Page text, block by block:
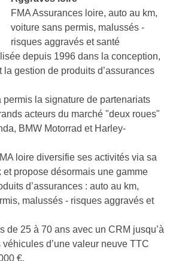
FMA Assurances loire, auto au km,
voiture sans permis, malussés -
risques aggravés et santé
depuis 1996 dans la conception,
la gestion de produits d’assurances
permis la signature de partenariats
acteurs du marché "deux roues"
BMW Motorrad et Harley-
loire diversifie ses activités via sa
propose désormais une gamme
d’assurances : auto au km,
malussés - risques aggravés et
de 25 à 70 ans avec un CRM jusqu’à
véhicules d’une valeur neuve TTC
€.